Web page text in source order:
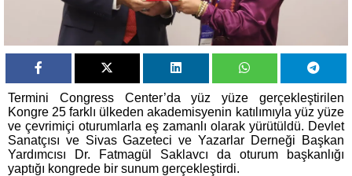
Termini Congress Center’da yüz yüze gerçekleştirilen
Kongre 25 farklı ülkeden akademisyenin katılımıyla yüz yüze
ve çevrimiçi oturumlarla eş zamanlı olarak yürütüldü. Devlet
Sanatçısı ve Sivas Gazeteci ve Yazarlar Derneği Başkan
Yardımcısı Dr. Fatmagül Saklavcı da oturum başkanlığı
yaptığı kongrede bir sunum gerçekleştirdi.